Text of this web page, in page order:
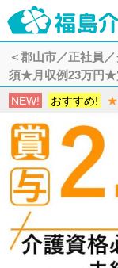
＜郡山市／正社員
須★月収例23万円★
NEW! おすすめ!